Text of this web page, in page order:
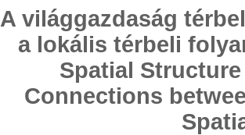
A világgazdaság
a lokális térbeli
Spatial
Connections